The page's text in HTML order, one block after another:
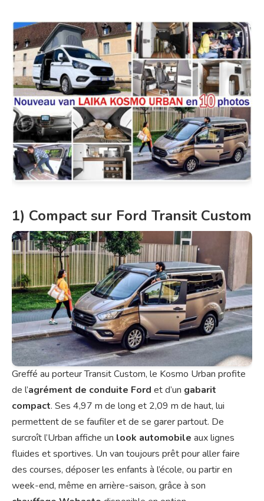
1) Compact sur Ford Transit Custom
Greffé au porteur Transit Custom, le Kosmo Urban profite
de l’agrément de conduite Ford et d’un gabarit
compact. Ses 4,97 m de long et 2,09 m de haut, lui
permettent de se faufiler et de se garer partout. De
surcroît l’Urban affiche un look automobile aux lignes
fluides et sportives. Un van toujours prêt pour aller faire
des courses, déposer les enfants à l’école, ou partir en
week-end, même en arrière-saison, grâce à son